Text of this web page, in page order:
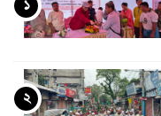
১
২